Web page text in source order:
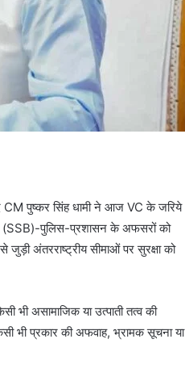
CM पुष्कर सिंह धामी ने आज VC के जरिये
(SSB)-पुलिस-प्रशासन के अफसरों को
अंतरराष्ट्रीय सीमाओं पर सुरक्षा को
भी असामाजिक या उत्पाती तत्व की
भी प्रकार की अफवाह, भ्रामक सूचना या